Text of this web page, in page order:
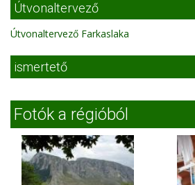
Útvonaltervező
Útvonaltervező Farkaslaka
ismertető
Fotók a régióból